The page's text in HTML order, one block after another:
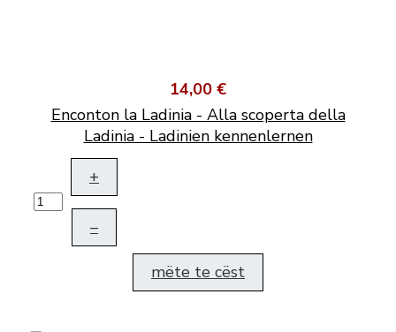
14,00 €
Enconton la Ladinia - Alla scoperta della
Ladinia - Ladinien kennenlernen
+
–
mëte te cëst